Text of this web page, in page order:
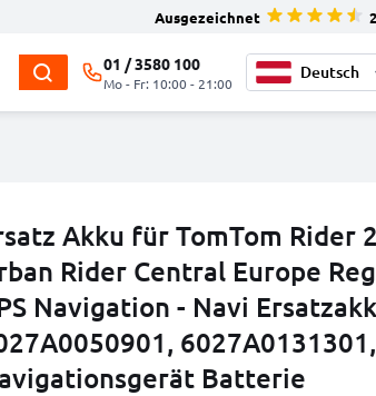
Ausgezeichnet
01 / 3580 100
Mo - Fr: 10:00 - 21:00
Akku für TomTom Rider
Rider Central Europe
Navigation - Navi
Batterie